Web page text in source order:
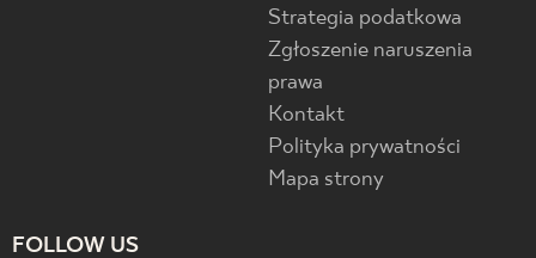
Strategia podatkowa
Zgłoszenie naruszenia
prawa
Kontakt
Polityka prywatności
Mapa strony
FOLLOW US